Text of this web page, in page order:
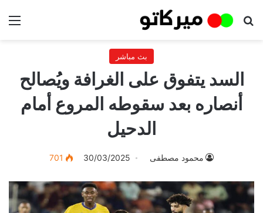
بحث عن
بث مباشر
السد يتفوق على الغرافة ويُصالح
أنصاره بعد سقوطه المروع أمام
الدحيل
محمود مصطفى 30/03/2025
701